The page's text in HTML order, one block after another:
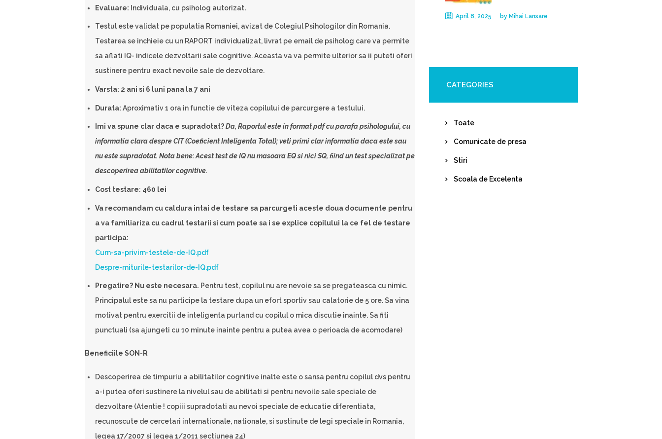
Evaluare: Individuala, cu psiholog autorizat.
Testul este validat pe populatia Romaniei, avizat de Colegiul Psihologilor din Romania.
Testarea se inchieie cu un RAPORT individualizat, livrat pe email de psiholog care va permite
sa aflati IQ- indicele dezvoltarii sale cognitive. Aceasta va va permite ulterior sa ii puteti oferi
sustinere pentru exact nevoile sale de dezvoltare.
Varsta: 2 ani si 6 luni pana la 7 ani
Durata: Aproximativ 1 ora in functie de viteza copilului de parcurgere a testului.
Imi va spune clar daca e supradotat?Da, Raportul este in format pdf cu parafa psihologului, cu
informatia clara despre CIT (Coeficient Inteligenta Total); veti primi clar informatia daca este sau
nu este supradotat. Nota bene: Acest test de IQ nu masoara EQ si nici SQ, fiind un test specializat pe
descoperirea abilitatilor cognitive.
Cost testare: 460 lei
Va recomandam cu caldura intai de testare sa parcurgeti aceste doua documente pentru
a va familiariza cu cadrul testarii si cum poate sa i se explice copilului la ce fel de testare
participa:
Cum-sa-privim-testele-de-IQ.pdf
Despre-miturile-testarilor-de-IQ.pdf
Pregatire? Nu este necesara. Pentru test, copilul nu are nevoie sa se pregateasca cu nimic.
Principalul este sa nu participe la testare dupa un efort sportiv sau calatorie de 5 ore. Sa vina
motivat pentru exercitii de inteligenta purtand cu copilul o mica discutie inainte. Sa fiti
punctuali (sa ajungeti cu 10 minute inainte pentru a putea avea o perioada de acomodare)
Beneficiile SON-R
Descoperirea de timpuriu a abilitatilor cognitive inalte este o sansa pentru copilul dvs pentru
a-i putea oferi sustinere la nivelul sau de abilitati si pentru nevoile sale speciale de
dezvoltare (Atentie ! copiii supradotati au nevoi speciale de educatie diferentiata,
recunoscute de cercetari internationale, nationale, si sustinute de legi speciale in Romania,
legea 17/2007 si legea 1/2011 sectiunea 24)
April 8, 2025 by Mihai Lansare
CATEGORIES
Toate
Comunicate de presa
Stiri
Scoala de Excelenta